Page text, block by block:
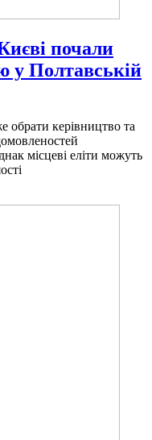
почали
у Полтавській
обрати керівництво та
місцеві еліти можуть